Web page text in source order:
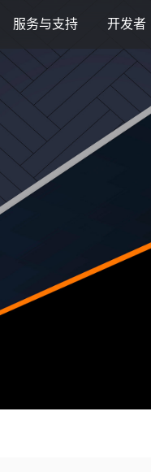
算力本与台式机
MTT AIBOOK
MTT AICUBE
智娱摩方
游戏显卡
MTT S80
MTT S70
人工智能
AI 训练套件
AI 推理套件
模型
AI 语音
人
频
服务与支持 开发者